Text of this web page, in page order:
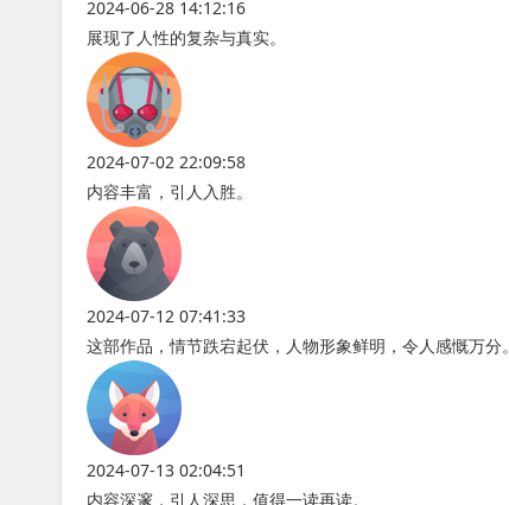
2024-06-28 14:12:16
展现了人性的复杂与真实。
2024-07-02 22:09:58
内容丰富，引人入胜。
2024-07-12 07:41:33
这部作品，情节跌宕起伏，人物形象鲜明，令人感慨万分。
2024-07-13 02:04:51
内容深邃，引人深思，值得一读再读。